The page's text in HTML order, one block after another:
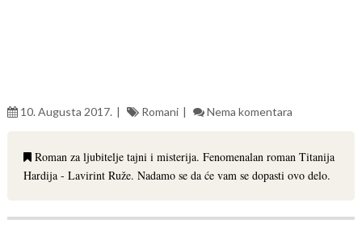
10. Augusta 2017. Romani Nema komentara
Roman za ljubitelje tajni i misterija. Fenomenalan roman Titanija
Hardija - Lavirint Ruže. Nadamo se da će vam se dopasti ovo delo.